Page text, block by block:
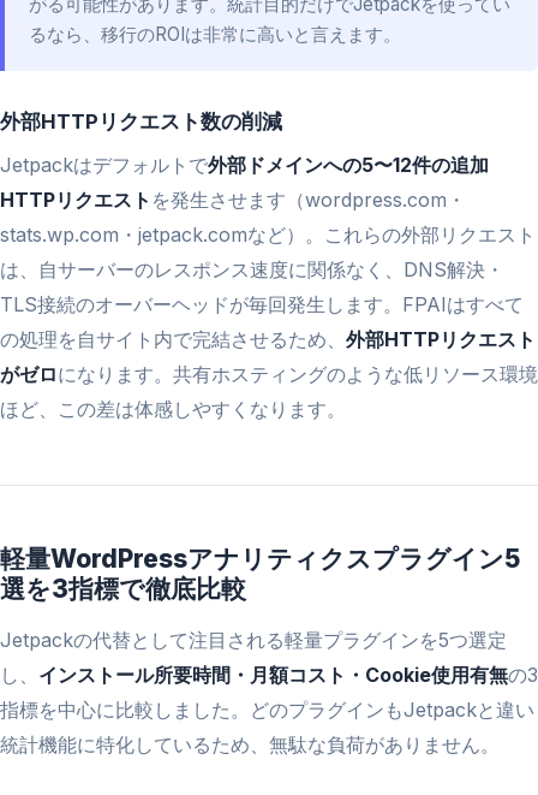
るなら、移行のROIは非常に高いと言えます。
外部HTTPリクエスト数の削減
Jetpackはデフォルトで外部ドメインへの5〜12件の追加
HTTPリクエスト を発生させます（wordpress.com・
stats.wp.com・jetpack.comなど）。これらの外部リクエスト
は、自サーバーのレスポンス速度に関係なく、DNS解決・
TLS接続のオーバーヘッドが毎回発生します。FPAIはすべて
の処理を自サイト内で完結させるため、 外部HTTPリクエスト
がゼロになります。共有ホスティングのような低リソース環境
ほど、この差は体感しやすくなります。
軽量WordPressアナリティクスプラグイン5
選を3指標で徹底比較
Jetpackの代替として注目される軽量プラグインを5つ選定
し、 インストール所要時間・月額コスト・Cookie使用有無の3
指標を中心に比較しました。どのプラグインもJetpackと違い
統計機能に特化しているため、無駄な負荷がありません。